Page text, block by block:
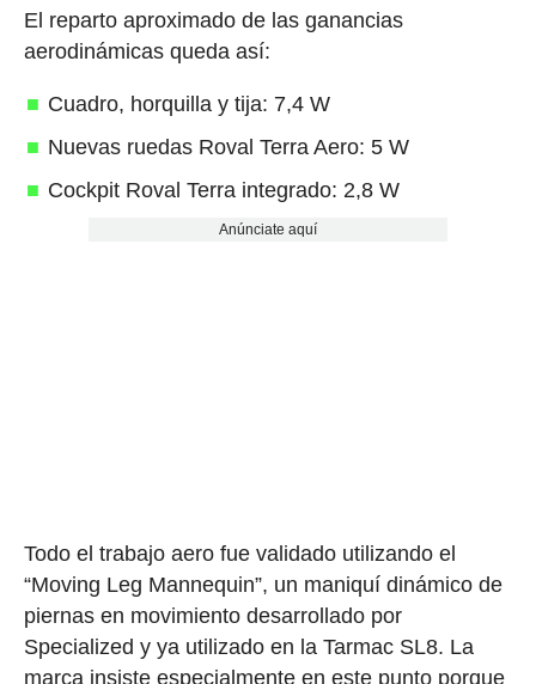
El reparto aproximado de las ganancias
aerodinámicas queda así:
Cuadro, horquilla y tija: 7,4 W
Nuevas ruedas Roval Terra Aero: 5 W
Cockpit Roval Terra integrado: 2,8 W
Anúnciate aquí
Todo el trabajo aero fue validado utilizando el
“Moving Leg Mannequin”, un maniquí dinámico de
piernas en movimiento desarrollado por
Specialized y ya utilizado en la Tarmac SL8. La
marca insiste especialmente en este punto porque